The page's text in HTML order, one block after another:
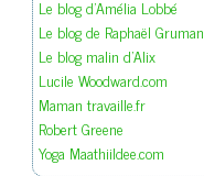
Le blog d'Amélia Lobbé
Le blog de Raphaël Gruman
Le blog malin d'Alix
Lucile Woodward.com
Maman travaille.fr
Robert Greene
Yoga Maathiildee.com